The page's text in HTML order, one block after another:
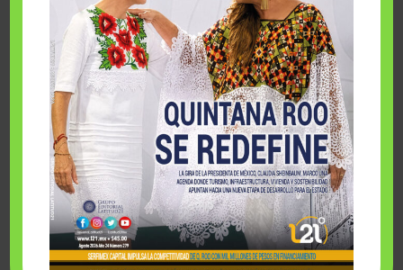
Fairmont Mayakoba y Make-A-Wish México unieron
esfuerzos para hacer realidad el deseo de una …